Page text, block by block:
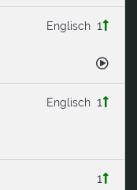
1
Englisch
1
Englisch
1